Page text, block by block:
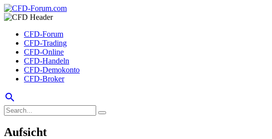
CFD-Forum
CFD-Trading
CFD-Online
CFD-Handeln
CFD-Demokonto
CFD-Broker
search
Aufsicht